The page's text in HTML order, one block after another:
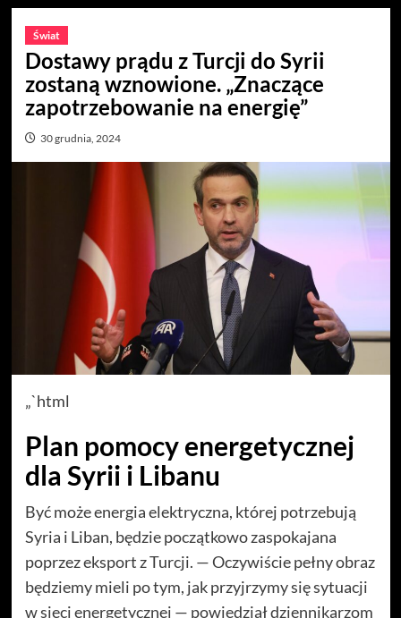
Świat
Dostawy prądu z Turcji do Syrii
zostaną wznowione. „Znaczące
zapotrzebowanie na energię”
30 grudnia, 2024
„`html
Plan pomocy energetycznej
dla Syrii i Libanu
Być może energia elektryczna, której potrzebują
Syria i Liban, będzie początkowo zaspokajana
poprzez eksport z Turcji. — Oczywiście pełny obraz
będziemy mieli po tym, jak przyjrzymy się sytuacji
w sieci energetycznej — powiedział dziennikarzom